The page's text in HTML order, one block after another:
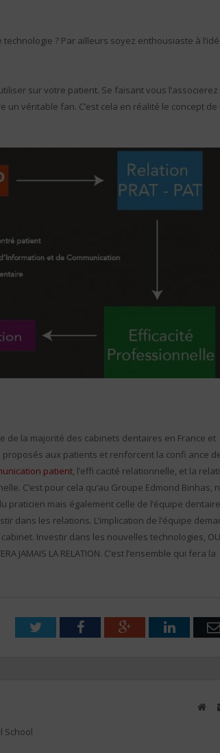
? Par ailleurs soyez enthousiaste à
sur votre patient. Se faisant vous l’associerez
véritable fan. C’est cela en réalité le concept de
la majorité des cabinets dentaires en France et
aux patients et renforcent la confi ance
patient, l’effi cacité relationnelle, et la
C’est pour cela qu’au Groupe Edmond Binhas,
praticien mais également celle de l’équipe
dans les relations. L’implication de l’équipe
Investir dans les nouvelles technologies,
JAMAIS LA RELATION. C’est l’ensemble qui fera la
TwitterFacebookGoogle+LinkedIn
School